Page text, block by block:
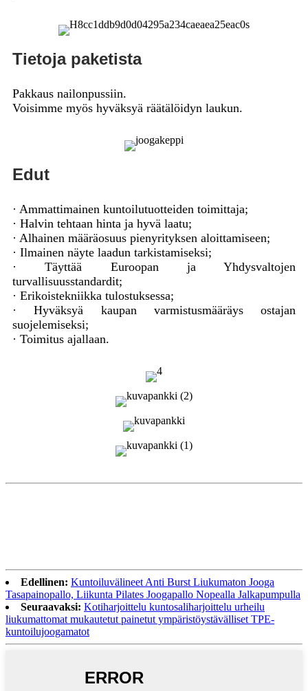
Tietoja paketista
Pakkaus nailonpussiin.
Voisimme myös hyväksyä räätälöidyn laukun.
Edut
· Ammattimainen kuntoilutuotteiden toimittaja;
· Halvin tehtaan hinta ja hyvä laatu;
· Alhainen määräosuus pienyrityksen aloittamiseen;
· Ilmainen näyte laadun tarkistamiseksi;
· Täyttää Euroopan ja Yhdysvaltojen
turvallisuusstandardit;
· Erikoistekniikka tulostuksessa;
· Hyväksyä kaupan varmistusmääräys ostajan
suojelemiseksi;
· Toimitus ajallaan.
Edellinen: Kuntoiluvälineet Anti Burst Liukumaton Jooga
Tasapainopallo, Liikunta Pilates Joogapallo Nopealla Jalkapumpulla
Seuraavaksi: Kotiharjoittelu kuntosaliharjoittelu urheilu
liukumattomat mukautetut painetut ympäristöystävälliset TPE-
kuntoilujoogamatot